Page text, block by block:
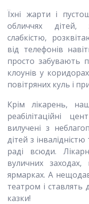
Їхні жарти і
обличчях дітей,
слабкістю,
від телефонів
просто забувають
клоунів у
повітряних куль і
Крім лікарень,
реабілітаційні
вилучені з
дітей з
раді всюди.
вуличних заходах,
ярмарках. А
театром і ставлять
казки!